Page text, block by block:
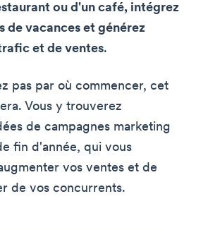
ou d'un café, intégrez
de vacances et générez
et de ventes.
pas par où commencer, cet
Vous y trouverez
de campagnes marketing
fin d'année, qui vous
vos ventes et de
de vos concurrents.